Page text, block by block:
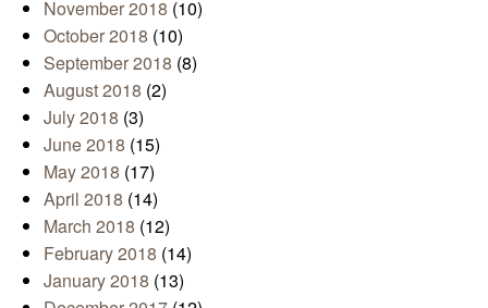
November 2018 (10)
October 2018 (10)
September 2018 (8)
August 2018 (2)
July 2018 (3)
June 2018 (15)
May 2018 (17)
April 2018 (14)
March 2018 (12)
February 2018 (14)
January 2018 (13)